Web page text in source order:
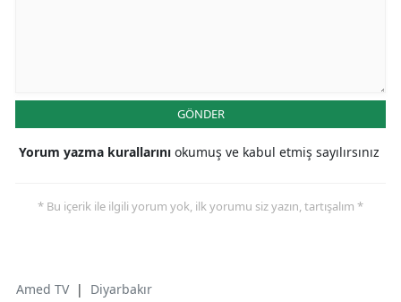
GÖNDER
Yorum yazma kurallarını okumuş ve kabul etmiş sayılırsınız
* Bu içerik ile ilgili yorum yok, ilk yorumu siz yazın, tartışalım *
Amed TV | Diyarbakır